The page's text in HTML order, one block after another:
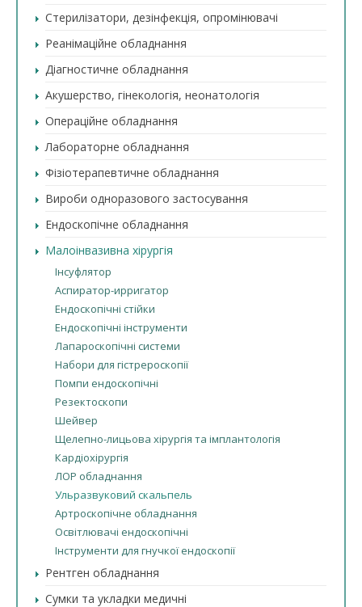
Стерилізатори, дезінфекція, опромінювачі
Реанімаційне обладнання
Діагностичне обладнання
Акушерство, гінекологія, неонатологія
Операційне обладнання
Лабораторне обладнання
Фізіотерапевтичне обладнання
Вироби одноразового застосування
Ендоскопічне обладнання
Малоінвазивна хірургія
Інсуфлятор
Аспиратор-ирригатор
Ендоскопічні стійки
Ендоскопічні інструменти
Лапароскопічні системи
Набори для гістрероскопії
Помпи ендоскопічні
Резектоскопи
Шейвер
Щелепно-лицьова хірургія та імплантологія
Кардіохірургія
ЛОР обладнання
Ульразвуковий скальпель
Артроскопічне обладнання
Освітлювачі ендоскопічні
Інструменти для гнучкої ендоскопії
Рентген обладнання
Сумки та укладки медичні